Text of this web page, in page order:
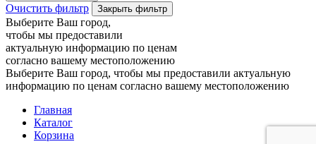
Очистить фильтр Закрыть фильтр
Выберите Ваш город,
чтобы мы предоставили
актуальную информацию по ценам
согласно вашему местоположению
Выберите Ваш город, чтобы мы предоставили актуальную
информацию по ценам согласно вашему местоположению
Главная
Каталог
Корзина